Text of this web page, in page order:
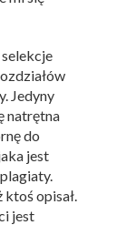
Jedyny
natrętna
do
jest
opisał.
jest